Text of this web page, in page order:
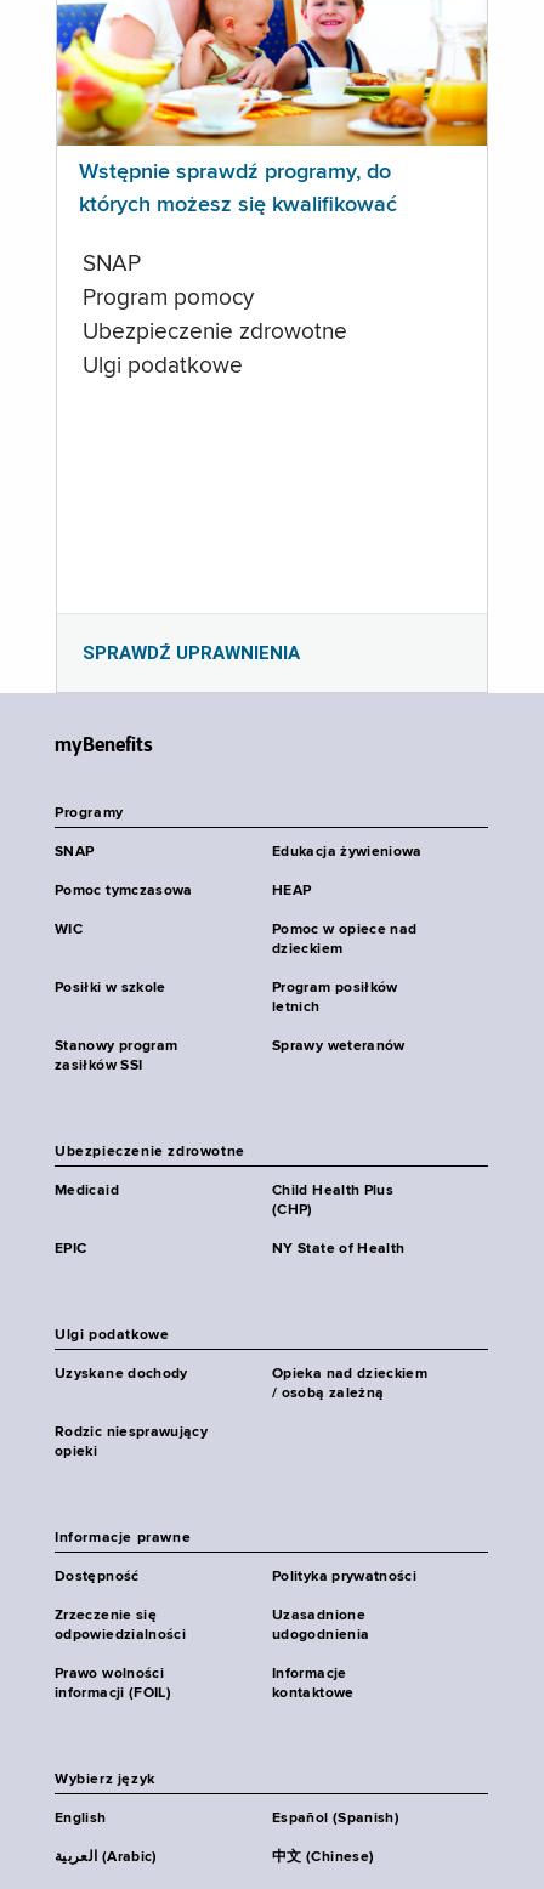
Wstępnie sprawdź programy, do
których możesz się kwalifikować
SNAP
Program pomocy
Ubezpieczenie zdrowotne
Ulgi podatkowe
SPRAWDŹ UPRAWNIENIA
myBenefits
Programy
SNAP Edukacja żywieniowa
Pomoc tymczasowa HEAP
WIC
Pomoc w opiece nad
dzieckiem
Posiłki w szkole
Program posiłków
letnich
Stanowy program
zasiłków SSI
Sprawy weteranów
Ubezpieczenie zdrowotne
Medicaid
Child Health Plus
(CHP)
EPIC NY State of Health
Ulgi podatkowe
Uzyskane dochody
Opieka nad dzieckiem
/ osobą zależną
Rodzic niesprawujący
opieki
Informacje prawne
Dostępność Polityka prywatności
Zrzeczenie się
odpowiedzialności
Uzasadnione
udogodnienia
Prawo wolności
informacji (FOIL)
Informacje
kontaktowe
Wybierz język
English Español (Spanish)
العربية (Arabic) 中文 (Chinese)